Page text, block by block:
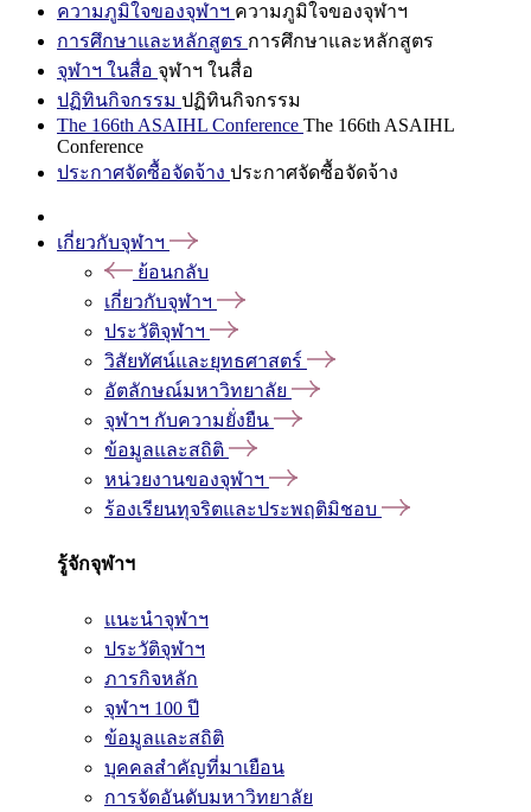
ความภูมิใจของจุฬาฯ ความภูมิใจของจุฬาฯ
การศึกษาและหลักสูตร การศึกษาและหลักสูตร
จุฬาฯ ในสื่อ จุฬาฯ ในสื่อ
ปฏิทินกิจกรรม ปฏิทินกิจกรรม
The 166th ASAIHL Conference The 166th ASAIHL
Conference
ประกาศจัดซื้อจัดจ้าง ประกาศจัดซื้อจัดจ้าง
เกี่ยวกับจุฬาฯ
ย้อนกลับ
เกี่ยวกับจุฬาฯ
ประวัติจุฬาฯ
วิสัยทัศน์และยุทธศาสตร์
อัตลักษณ์มหาวิทยาลัย
จุฬาฯ กับความยั่งยืน
ข้อมูลและสถิติ
หน่วยงานของจุฬาฯ
ร้องเรียนทุจริตและประพฤติมิชอบ
รู้จักจุฬาฯ
แนะนำจุฬาฯ
ประวัติจุฬาฯ
ภารกิจหลัก
จุฬาฯ 100 ปี
ข้อมูลและสถิติ
บุคคลสำคัญที่มาเยือน
การจัดอันดับมหาวิทยาลัย